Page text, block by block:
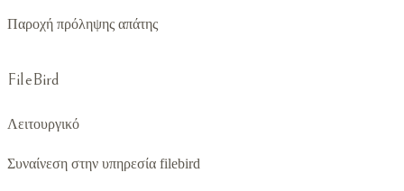
Παροχή πρόληψης απάτης
FileBird
Λειτουργικό
Συναίνεση στην υπηρεσία filebird